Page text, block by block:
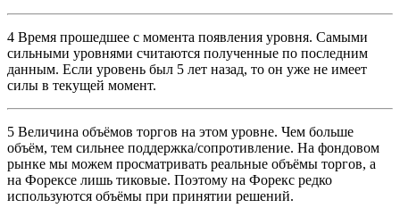
4 Время прошедшее с момента появления уровня. Самыми
сильными уровнями считаются полученные по последним
данным. Если уровень был 5 лет назад, то он уже не имеет
силы в текущей момент.
5 Величина объёмов торгов на этом уровне. Чем больше
объём, тем сильнее поддержка/сопротивление. На фондовом
рынке мы можем просматривать реальные объёмы торгов, а
на Форексе лишь тиковые. Поэтому на Форекс редко
используются объёмы при принятии решений.